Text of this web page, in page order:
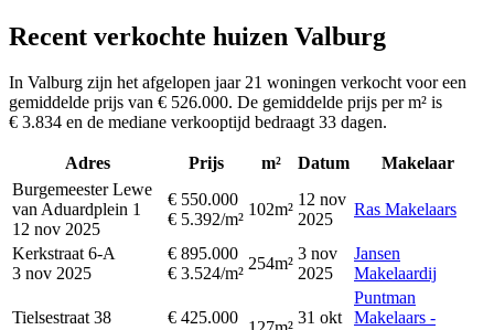
Recent verkochte huizen Valburg
In Valburg zijn het afgelopen jaar 21 woningen verkocht voor een
gemiddelde prijs van € 526.000. De gemiddelde prijs per m² is
€ 3.834 en de mediane verkooptijd bedraagt 33 dagen.
Adres Prijs m² Datum
Makelaar
Burgemeester Lewe
van Aduardplein 1
12 nov 2025
€ 550.000
€ 5.392/m²
102m²
12 nov
2025
Ras Makelaars
Kerkstraat 6-A
3 nov 2025
€ 895.000
€ 3.524/m²
254m²
3 nov
2025
Jansen
Makelaardij
Tielsestraat 38
€ 425.000
31 okt
Puntman
Makelaars -